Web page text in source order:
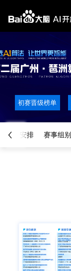
初赛晋级榜单
赛程安排 赛事组别